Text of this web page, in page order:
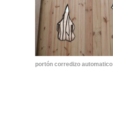
portón corredizo automatico